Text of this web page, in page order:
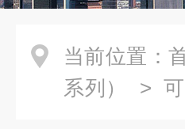
当前位置：
系列）
>